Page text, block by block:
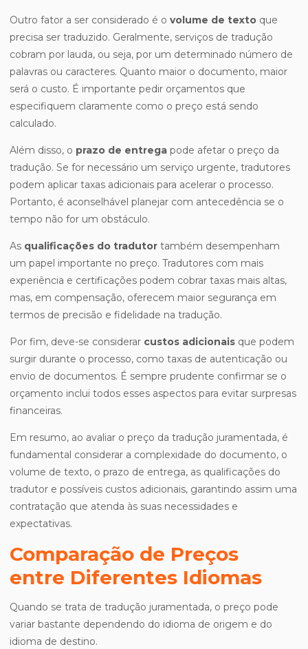
Outro fator a ser considerado é o volume de texto que
precisa ser traduzido. Geralmente, serviços de tradução
cobram por lauda, ou seja, por um determinado número de
palavras ou caracteres. Quanto maior o documento, maior
será o custo. É importante pedir orçamentos que
especifiquem claramente como o preço está sendo
calculado.
Além disso, o prazo de entrega pode afetar o preço da
tradução. Se for necessário um serviço urgente, tradutores
podem aplicar taxas adicionais para acelerar o processo.
Portanto, é aconselhável planejar com antecedência se o
tempo não for um obstáculo.
As qualificações do tradutor também desempenham
um papel importante no preço. Tradutores com mais
experiência e certificações podem cobrar taxas mais altas,
mas, em compensação, oferecem maior segurança em
termos de precisão e fidelidade na tradução.
Por fim, deve-se considerar custos adicionais que podem
surgir durante o processo, como taxas de autenticação ou
envio de documentos. É sempre prudente confirmar se o
orçamento inclui todos esses aspectos para evitar surpresas
financeiras.
Em resumo, ao avaliar o preço da tradução juramentada, é
fundamental considerar a complexidade do documento, o
volume de texto, o prazo de entrega, as qualificações do
tradutor e possíveis custos adicionais, garantindo assim uma
contratação que atenda às suas necessidades e
expectativas.
Comparação de Preços
entre Diferentes Idiomas
Quando se trata de tradução juramentada, o preço pode
variar bastante dependendo do idioma de origem e do
idioma de destino.